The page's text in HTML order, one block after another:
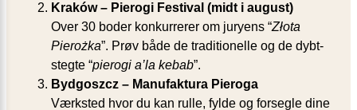
Kraków – Pierogi Festival (midt i august)
Over 30 boder konkurrerer om juryens “Złota
Pierożka”. Prøv både de traditionelle og de dybt-
stegte “pierogi a’la kebab”.
Bydgoszcz – Manufaktura Pieroga
Værksted hvor du kan rulle, fylde og forsegle dine